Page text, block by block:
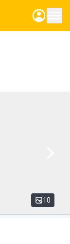
10